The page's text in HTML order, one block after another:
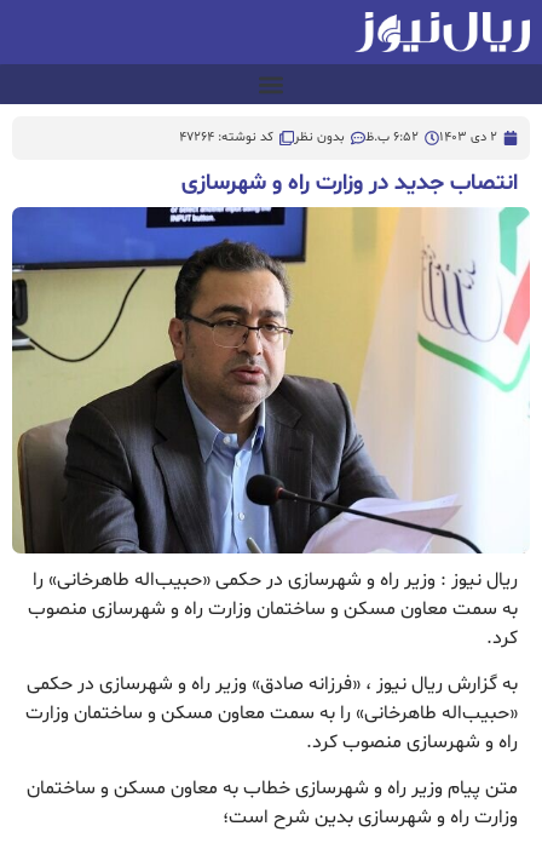
2 دی 1403 6:52 ب.ظ بدون نظر کد نوشته: 47264
انتصاب جدید در وزارت راه و شهرسازی
ریال نیوز : وزیر راه و شهرسازی در حکمی «حبیب‌اله طاهرخانی» را
به سمت معاون مسکن و ساختمان وزارت راه و شهرسازی منصوب
کرد.
به گزارش ریال نیوز ، «فرزانه صادق» وزیر راه و شهرسازی در حکمی
«حبیب‌اله طاهرخانی» را به سمت معاون مسکن و ساختمان وزارت
راه و شهرسازی منصوب کرد.
متن پیام وزیر راه و شهرسازی خطاب به معاون مسکن و ساختمان
وزارت راه و شهرسازی بدین شرح است؛